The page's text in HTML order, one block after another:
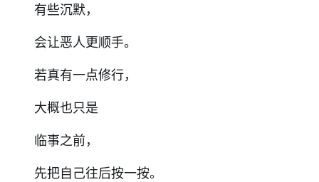
有些沉默，
会让恶人更顺手。
若真有一点修行，
大概也只是
临事之前，
先把自己往后按一按。